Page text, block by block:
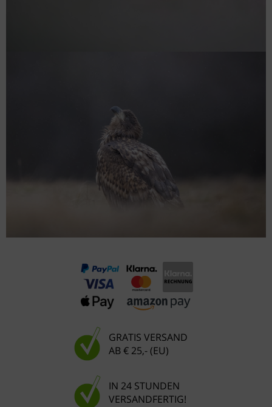
GRATIS VERSAND
AB € 25,- (EU)
IN 24 STUNDEN
VERSANDFERTIG!